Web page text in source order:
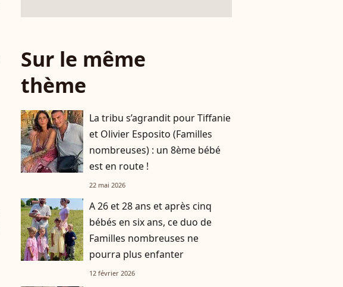
Sur le même
thème
La tribu s’agrandit pour Tiffanie
et Olivier Esposito (Familles
nombreuses) : un 8ème bébé
est en route !
22 mai 2026
A 26 et 28 ans et après cinq
bébés en six ans, ce duo de
Familles nombreuses ne
pourra plus enfanter
12 février 2026